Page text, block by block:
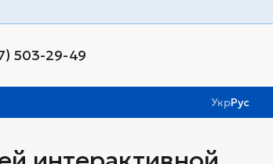
503-29-49
УкрРус